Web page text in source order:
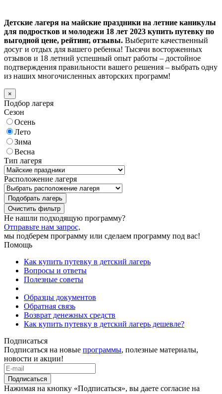
Детские лагеря на майские праздники на летние каникулы
для подростков и молодежи 18 лет 2023 купить путевку по
выгодной цене, рейтинг, отзывы. Выберите качественный
досуг и отдых для вашего ребенка! Тысячи восторженных
отзывов и 18 летний успешный опыт работы – достойное
подтверждения правильности вашего решения – выбрать одну
из наших многочисленных авторских программ!
×
Подбор лагеря
Сезон
Осень
Лето
Зима
Весна
Тип лагеря
Расположение лагеря
Подобрать лагерь
Не нашли подходящую программу?
Отправьте нам запрос,
мы подберем программу или сделаем программу под вас!
Помощь
Как купить путевку в детский лагерь
Вопросы и ответы
Полезные советы
Образцы документов
Обратная связь
Возврат денежных средств
Как купить путевку в детский лагерь дешевле?
Подписаться
Подписаться на новые программы, полезные материалы,
новости и акции!
Подписаться
Нажимая на кнопку «Подписаться», вы даете согласие на